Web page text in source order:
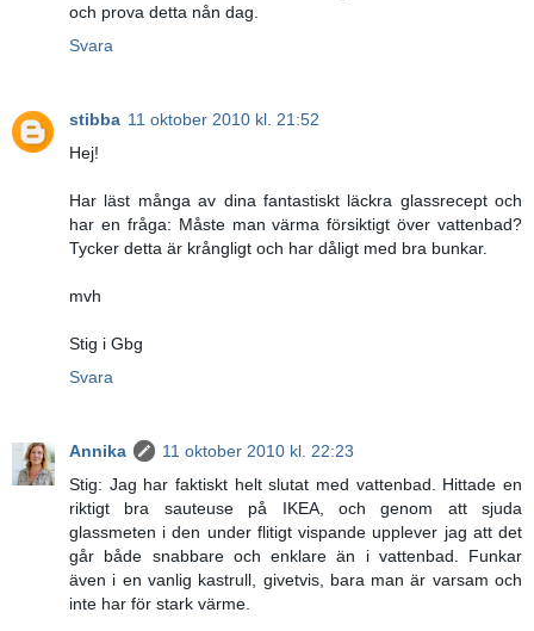
och prova detta nån dag.
Svara
stibba 11 oktober 2010 kl. 21:52
Hej!
Har läst många av dina fantastiskt läckra glassrecept och
har en fråga: Måste man värma försiktigt över vattenbad?
Tycker detta är krångligt och har dåligt med bra bunkar.
mvh
Stig i Gbg
Svara
Annika
11 oktober 2010 kl. 22:23
Stig: Jag har faktiskt helt slutat med vattenbad. Hittade en
riktigt bra sauteuse på IKEA, och genom att sjuda
glassmeten i den under flitigt vispande upplever jag att det
går både snabbare och enklare än i vattenbad. Funkar
även i en vanlig kastrull, givetvis, bara man är varsam och
inte har för stark värme.